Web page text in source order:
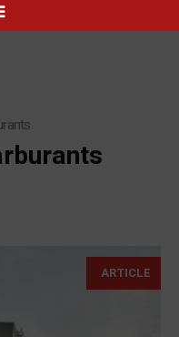
ARTICLE